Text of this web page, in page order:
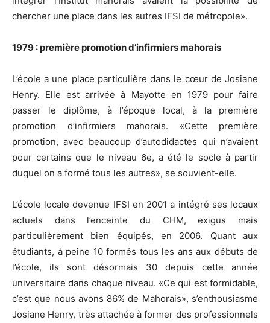
chercher une place dans les autres IFSI de métropole».
1979 : première promotion d’infirmiers mahorais
L’école a une place particulière dans le cœur de Josiane
Henry. Elle est arrivée à Mayotte en 1979 pour faire
passer le diplôme, à l’époque local, à la première
promotion d’infirmiers mahorais. «Cette première
promotion, avec beaucoup d’autodidactes qui n’avaient
pour certains que le niveau 6e, a été le socle à partir
duquel on a formé tous les autres», se souvient-elle.
L’école locale devenue IFSI en 2001 a intégré ses locaux
actuels dans l’enceinte du CHM, exigus mais
particulièrement bien équipés, en 2006. Quant aux
étudiants, à peine 10 formés tous les ans aux débuts de
l’école, ils sont désormais 30 depuis cette année
universitaire dans chaque niveau. «Ce qui est formidable,
c’est que nous avons 86% de Mahorais», s’enthousiasme
Josiane Henry, très attachée à former des professionnels